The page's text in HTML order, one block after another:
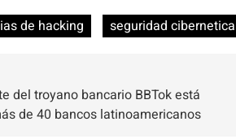
de hacking seguridad cibernetica
del troyano bancario BBTok está
de 40 bancos latinoamericanos